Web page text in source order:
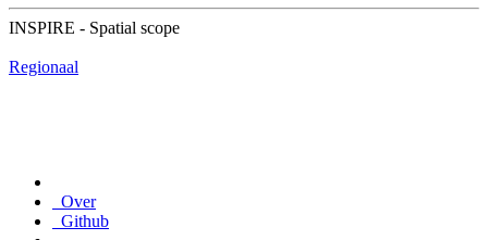
INSPIRE - Spatial scope
Regionaal
Over
Github